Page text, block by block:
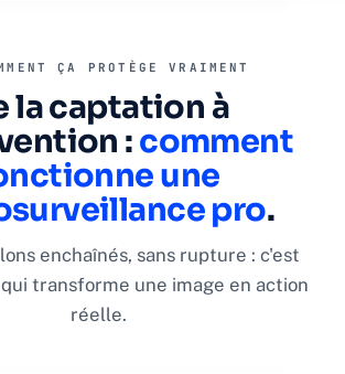
ÇA PROTÈGE VRAIMENT
la captation à
:comment
une
pro.
enchaînés, sans rupture : c'est
transforme une image en action
réelle.